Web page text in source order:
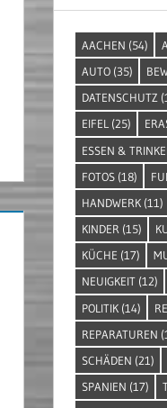
AACHEN (54)
AUTO(35)
DATENSCHUTZ
EIFEL(25)
ESSEN &
FOTOS(18)
HANDWERK(11)
KINDER (15)
KÜCHE (17)
NEUIGKEIT(12)
POLITIK(14)
REPARATUREN
SCHÄDEN (21)
SPANIEN (17)